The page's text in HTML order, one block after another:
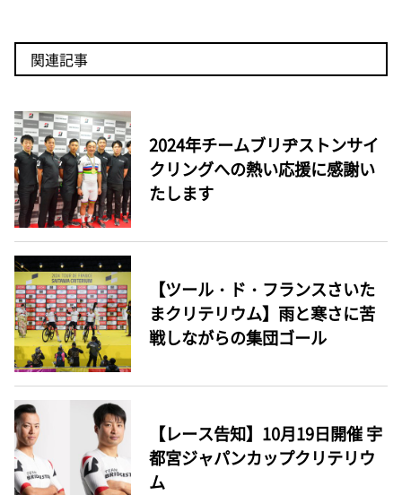
関連記事
2024年チームブリヂストンサイ
クリングへの熱い応援に感謝い
たします
【ツール・ド・フランスさいた
まクリテリウム】雨と寒さに苦
戦しながらの集団ゴール
【レース告知】10月19日開催 宇
都宮ジャパンカップクリテリウ
ム